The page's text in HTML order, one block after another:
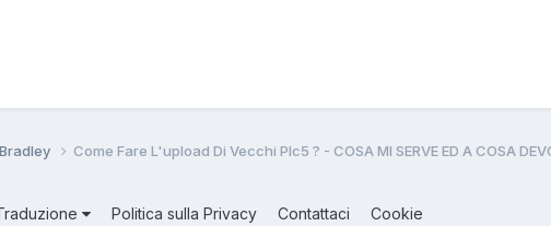
Come Fare L'upload Di Vecchi Plc5 ? - COSA MI SERVE ED A COSA
Politica sulla Privacy Contattaci Cookie